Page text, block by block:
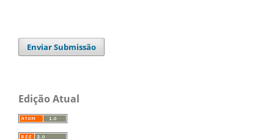
Enviar Submissão
Edição Atual